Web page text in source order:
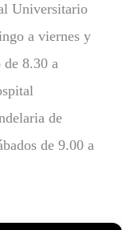
Universitario
a viernes y
de 8.30 a
de
de 9.00 a